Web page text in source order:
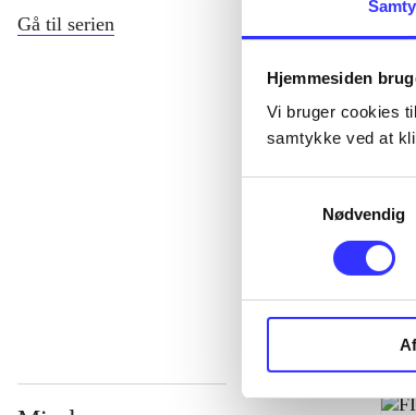
Hjemmesiden
Vi bruger cookies
samtykke ved at
Nødvendig
Gå til serien
NHL